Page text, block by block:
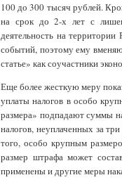
100 до 300 тысяч рублей.
на срок до 2-х лет с
деятельность на
событий, поэтому ему
статье» как соучастники
Еще более жесткую меру
уплаты налогов в особо
размера» подпадают суммы
налогов, неуплаченных за
того, особо крупным
размер штрафа может
применены и другие меры